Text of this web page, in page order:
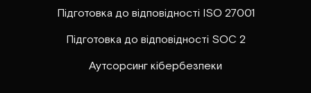
Підготовка до відповідності ISO 27001
Підготовка до відповідності SOC 2
Аутсорсинг кібербезпеки